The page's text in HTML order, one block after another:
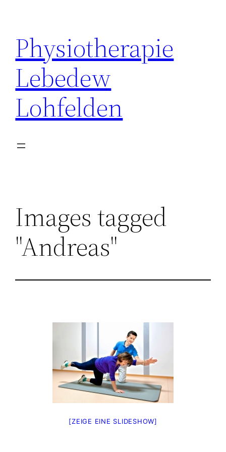
springen
Physiotherapie
Lebedew
Lohfelden
Images tagged
"Andreas"
[ZEIGE EINE SLIDESHOW]